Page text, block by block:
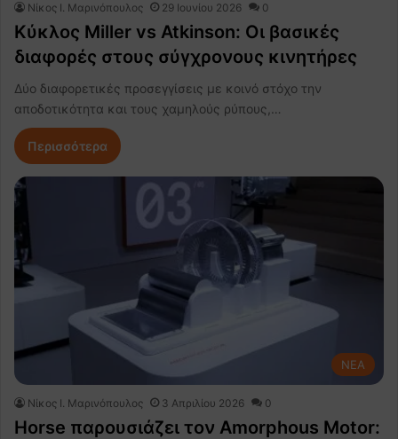
Nίκος Ι. Mαρινόπουλος 29 Ιουνίου 2026 0
Κύκλος Miller vs Atkinson: Οι βασικές
διαφορές στους σύγχρονους κινητήρες
Δύο διαφορετικές προσεγγίσεις με κοινό στόχο την
αποδοτικότητα και τους χαμηλούς ρύπους,…
Περισσότερα
NEA
Nίκος Ι. Mαρινόπουλος 3 Απριλίου 2026 0
Horse παρουσιάζει τον Amorphous Motor: